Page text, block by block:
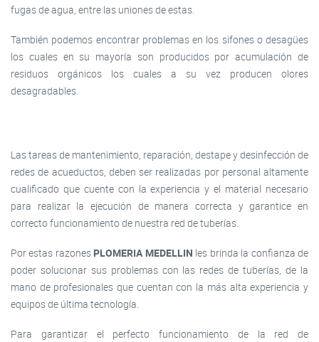
fugas de agua, entre las uniones de estas.
También podemos encontrar problemas en los sifones o desagües
los cuales en su mayoría son producidos por acumulación de
residuos orgánicos los cuales a su vez producen olores
desagradables.
Las tareas de mantenimiento, reparación, destape y desinfección de
redes de acueductos, deben ser realizadas por personal altamente
cualificado que cuente con la experiencia y el material necesario
para realizar la ejecución de manera correcta y garantice en
correcto funcionamiento de nuestra red de tuberías.
Por estas razones PLOMERIA MEDELLIN les brinda la confianza de
poder solucionar sus problemas con las redes de tuberías, de la
mano de profesionales que cuentan con la más alta experiencia y
equipos de última tecnología.
Para garantizar el perfecto funcionamiento de la red de